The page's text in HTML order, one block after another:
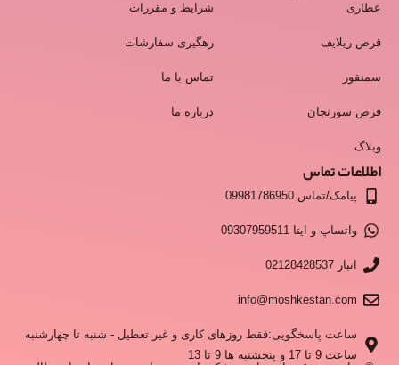
عطاری
قرص ریلایف
سمنقور
قرص سورنجان
وبلاگ
شرایط و مقررات
رهگیری سفارشات
تماس با ما
درباره ما
اطلاعات تماس
پیامک/تماس 09981786950
واتساپ و ایتا 09307959511
انبار 02128428537
info@moshkestan.com
ساعت پاسخگویی:فقط روزهای کاری و غیر تعطیل - شنبه تا چهارشنبه
ساعت 9 تا 17 و پنجشنبه ها 9 تا 13